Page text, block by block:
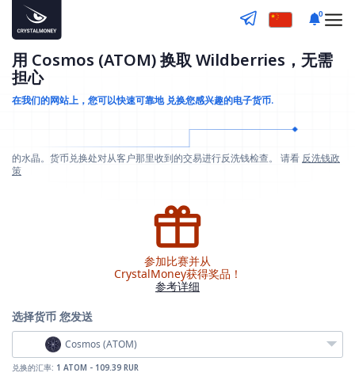
0
用 Cosmos (ATOM) 换取 Wildberries，无需
担心
在我们的网站上，您可以快速可靠地 兑换您感兴趣的电子货币.
的水晶。货币兑换处对从客户那里收到的交易进行反洗钱检查。 请看 反洗钱政
策
参加比赛并从
CrystalMoney获得奖品！
参考详细
选择货币 您发送
Cosmos (ATOM)
兑换的汇率: 1 ATOM - 109.39 RUR